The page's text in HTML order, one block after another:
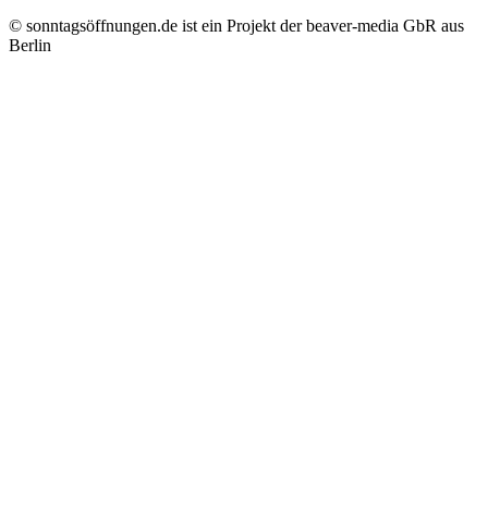
© sonntagsöffnungen.de ist ein Projekt der beaver-media GbR aus
Berlin